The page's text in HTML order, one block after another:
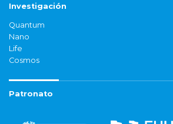
Investigación
Quantum
Nano
Life
Cosmos
Patronato